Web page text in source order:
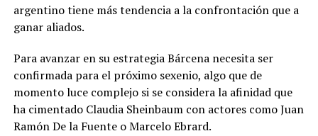
argentino tiene más tendencia a la confrontación que a
ganar aliados.
Para avanzar en su estrategia Bárcena necesita ser
confirmada para el próximo sexenio, algo que de
momento luce complejo si se considera la afinidad que
ha cimentado Claudia Sheinbaum con actores como Juan
Ramón De la Fuente o Marcelo Ebrard.